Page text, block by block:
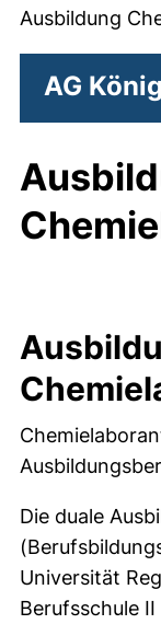
Ausbildung
AG König
Die duale
Universität
Berufsschule